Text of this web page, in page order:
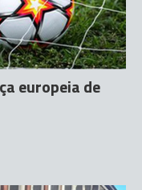
europeia de